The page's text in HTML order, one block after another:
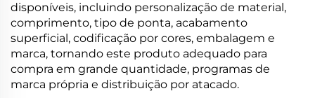
disponíveis, incluindo personalização de material,
comprimento, tipo de ponta, acabamento
superficial, codificação por cores, embalagem e
marca, tornando este produto adequado para
compra em grande quantidade, programas de
marca própria e distribuição por atacado.